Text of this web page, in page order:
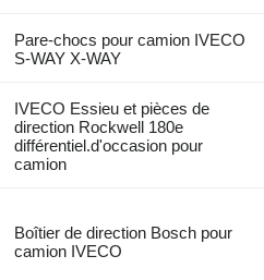
Pare-chocs pour camion IVECO
S-WAY X-WAY
IVECO Essieu et pièces de
direction Rockwell 180e
différentiel.d'occasion pour
camion
Boîtier de direction Bosch pour
camion IVECO